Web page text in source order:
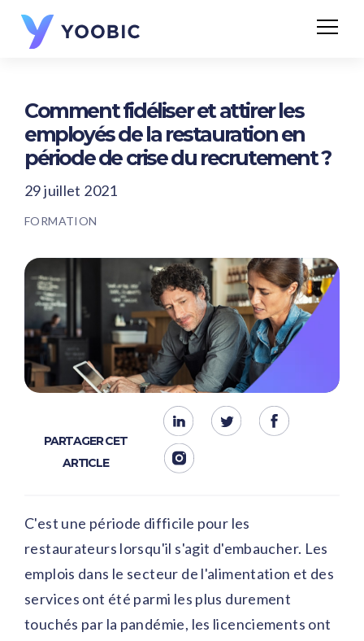
Comment fidéliser et attirer les
employés de la restauration en
période de crise du recrutement ?
29 juillet 2021
FORMATION
PARTAGER CET
ARTICLE
C'est une période difficile pour les
restaurateurs lorsqu'il s'agit d'embaucher. Les
emplois dans le secteur de l'alimentation et des
services ont été parmi les plus durement
touchés par la pandémie, les licenciements ont